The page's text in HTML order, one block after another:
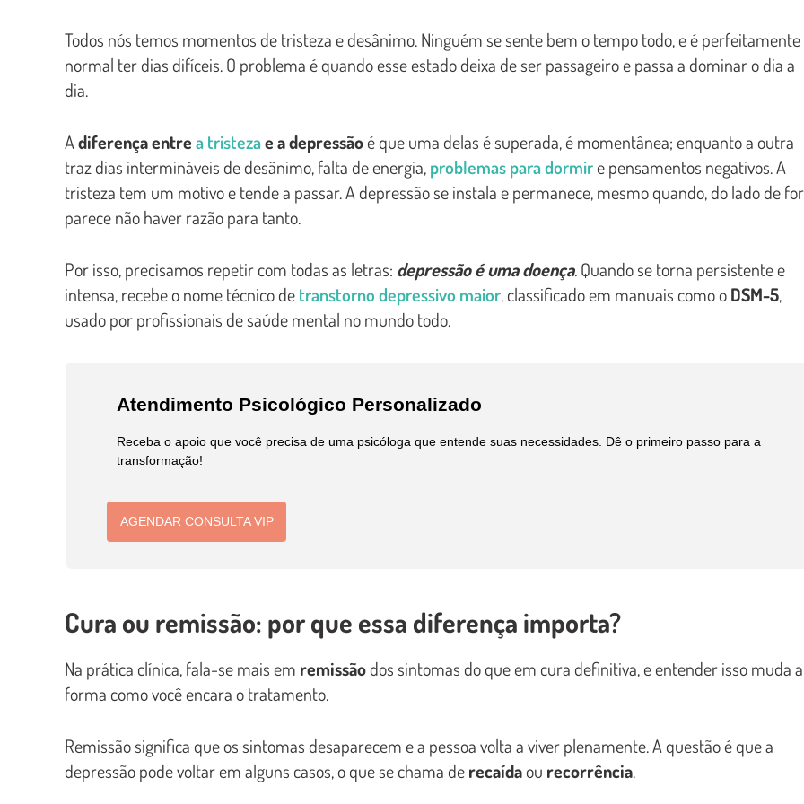
Todos nós temos momentos de tristeza e desânimo. Ninguém se sente bem o tempo todo, e é perfeitamente
normal ter dias difíceis. O problema é quando esse estado deixa de ser passageiro e passa a dominar o dia a
dia.
Adiferença entrea tristezae a depressãoé que uma delas é superada, é momentânea; enquanto a outra
traz dias intermináveis de desânimo, falta de energia,problemas para dormire pensamentos negativos. A
tristeza tem um motivo e tende a passar. A depressão se instala e permanece, mesmo quando, do lado de
parece não haver razão para tanto.
Por isso, precisamos repetir com todas as letras: depressão é uma doença.Quando se torna persistente e
intensa, recebe o nome técnico detranstorno depressivo maior, classificado em manuais como oDSM-5,
usado por profissionais de saúde mental no mundo todo.
Atendimento Psicológico Personalizado
Receba o apoio que você precisa de uma psicóloga que entende suas necessidades. Dê o primeiro passo para a
transformação!
AGENDAR CONSULTA VIP
Cura ou remissão: por que essa diferença importa?
Na prática clínica, fala-se mais em remissãodos sintomas do que em cura definitiva, e entender isso muda a
forma como você encara o tratamento.
Remissão significa que os sintomas desaparecem e a pessoa volta a viver plenamente. A questão é que a
depressão pode voltar em alguns casos, o que se chama derecaídaou recorrência.